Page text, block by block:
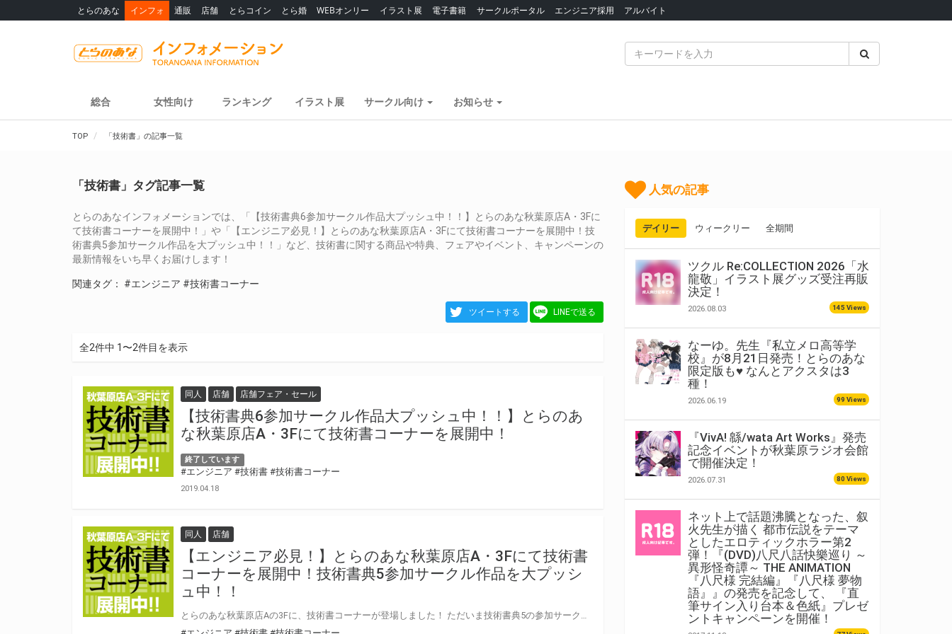
とらのあな インフォ 通販 店舗 とらコイン とら婚 WEBオンリー イラスト展 電子書籍 サークルポータル エンジニア採用 アルバイト
総合 女性向け ランキング イラスト展 サークル向け お知らせ
TOP 「技術書」の記事一覧
「技術書」タグ記事一覧
とらのあなインフォメーションでは、「【技術書典6参加サークル作品大プッシュ中！！】とらのあな秋葉原店A・3Fに
て技術書コーナーを展開中！」や「【エンジニア必見！】とらのあな秋葉原店A・3Fにて技術書コーナーを展開中！技
術書典5参加サークル作品を大プッシュ中！！」など、技術書に関する商品や特典、フェアやイベント、キャンペーンの
最新情報をいち早くお届けします！
関連タグ： #エンジニア #技術書コーナー
ツイートする LINEで送る
全2件中 1〜2件目を表示
同人 店舗 店舗フェア・セール
【技術書典6参加サークル作品大プッシュ中！！】とらのあ
な秋葉原店A・3Fにて技術書コーナーを展開中！
終了しています
#エンジニア #技術書 #技術書コーナー
2019.04.18
同人 店舗
【エンジニア必見！】とらのあな秋葉原店A・3Fにて技術書
コーナーを展開中！技術書典5参加サークル作品を大プッシ
ュ中！！
人気の記事
デイリー ウィークリー 全期間
ツクル Re:COLLECTION 2026「水
龍敬」イラスト展グッズ受注再販
決定！
2026.08.03 145 Views
なーゆ。先生『私立メロ高等学
校』が8月21日発売！とらのあな
限定版も♥ なんとアクスタは3
種！
2026.06.19 99 Views
『VivA! 緜/wata Art Works』発売
記念イベントが秋葉原ラジオ会館
で開催決定！
2026.07.31 80 Views
ネット上で話題沸騰となった、叙
火先生が描く 都市伝説をテーマ
としたエロティックホラー第2
弾！『(DVD)八尺八話快樂巡り ～
異形怪奇譚～ THE ANIMATION
『八尺様 完結編』『八尺様 夢物
語』』の発売を記念して、 『直
筆サイン入り台本＆色紙』プレゼ
ントキャンペーンを開催！